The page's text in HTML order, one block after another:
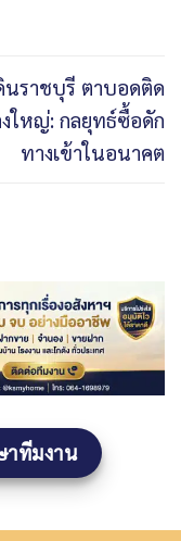
ราชบุรี ตาบอดติด
ใหญ่: กลยุทธ์ซื้อดัก
ทางเข้าในอนาคต
าทีมงาน